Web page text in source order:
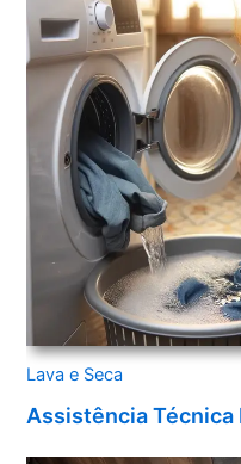
Lava e Seca
Assistência Técnica